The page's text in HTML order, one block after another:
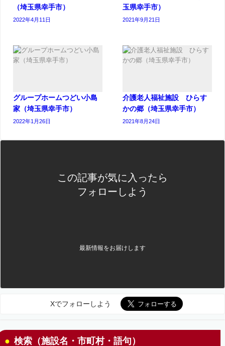
（埼玉県幸手市）
2022年4月11日
玉県幸手市）
2021年9月21日
グループホームつどい小島
家（埼玉県幸手市）
2022年1月26日
介護老人福祉施設 ひらす
かの郷（埼玉県幸手市）
2021年8月24日
この記事が気に入ったら
フォローしよう
最新情報をお届けします
Xでフォローしよう
検索（施設名・市町村・語句）